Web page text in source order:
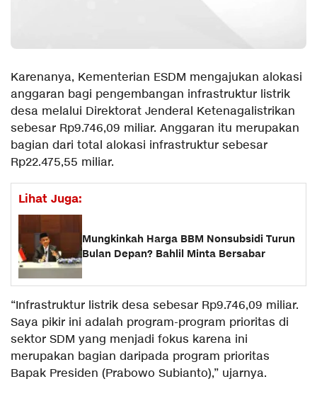
Karenanya, Kementerian ESDM mengajukan alokasi
anggaran bagi pengembangan infrastruktur listrik
desa melalui Direktorat Jenderal Ketenagalistrikan
sebesar Rp9.746,09 miliar. Anggaran itu merupakan
bagian dari total alokasi infrastruktur sebesar
Rp22.475,55 miliar.
Lihat Juga:
Mungkinkah Harga BBM Nonsubsidi Turun
Bulan Depan? Bahlil Minta Bersabar
“Infrastruktur listrik desa sebesar Rp9.746,09 miliar.
Saya pikir ini adalah program-program prioritas di
sektor SDM yang menjadi fokus karena ini
merupakan bagian daripada program prioritas
Bapak Presiden (Prabowo Subianto),” ujarnya.